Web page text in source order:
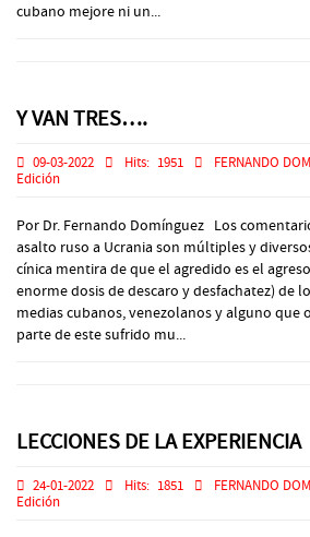
cubano mejore ni un...
Y VAN TRES….
09-03-2022 Hits: 1951 FERNANDO
Edición
Por Dr. Fernando Domínguez Los
asalto ruso a Ucrania son múltiples y
cínica mentira de que el agredido es el
enorme dosis de descaro y desfachatez) de
medias cubanos, venezolanos y alguno que
parte de este sufrido mu...
LECCIONES DE LA EXPERIENCIA
24-01-2022 Hits: 1851 FERNANDO
Edición